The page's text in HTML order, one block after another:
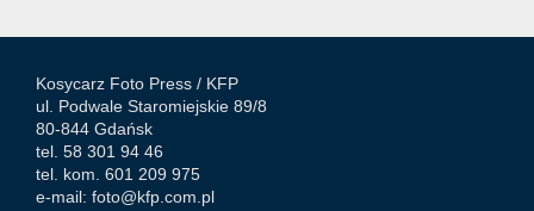
Kosycarz Foto Press / KFP
ul. Podwale Staromiejskie 89/8
80-844 Gdańsk
tel. 58 301 94 46
tel. kom. 601 209 975
e-mail: foto@kfp.com.pl